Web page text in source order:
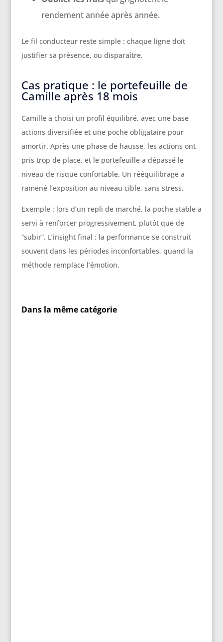
rendement année après année.
Le fil conducteur reste simple : chaque ligne doit
justifier sa présence, ou disparaître.
Cas pratique : le portefeuille de
Camille après 18 mois
Camille a choisi un profil équilibré, avec une base
actions diversifiée et une poche obligataire pour
amortir. Après une phase de hausse, les actions ont
pris trop de place, et le portefeuille a dépassé le
niveau de risque confortable. Un rééquilibrage a
ramené l’exposition au niveau cible, sans stress.
Exemple : lors d’un repli de marché, la poche stable a
servi à renforcer progressivement, plutôt que de
“subir”. L’insight final : la performance se construit
souvent dans les périodes inconfortables, quand la
méthode remplace l’émotion.
Dans la même catégorie